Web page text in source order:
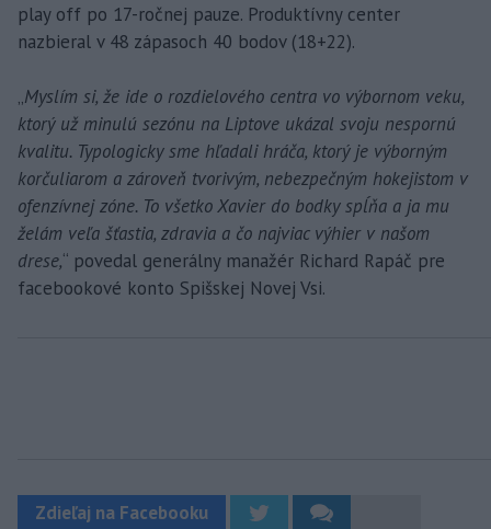
play off po 17-ročnej pauze. Produktívny center
nazbieral v 48 zápasoch 40 bodov (18+22).
„Myslím si, že ide o rozdielového centra vo výbornom veku,
ktorý už minulú sezónu na Liptove ukázal svoju nespornú
kvalitu. Typologicky sme hľadali hráča, ktorý je výborným
korčuliarom a zároveň tvorivým, nebezpečným hokejistom v
ofenzívnej zóne. To všetko Xavier do bodky spĺňa a ja mu
želám veľa šťastia, zdravia a čo najviac výhier v našom
drese,“ povedal generálny manažér Richard Rapáč pre
facebookové konto Spišskej Novej Vsi.
Zdieľaj na Facebooku